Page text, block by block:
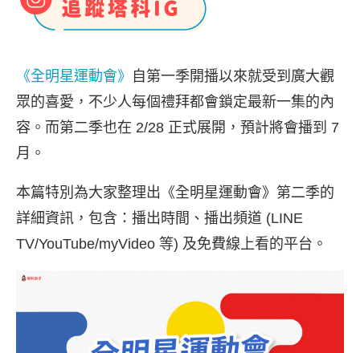
《全明星運動會》
自第一季開播以來就受到廣大觀
眾的喜愛，不少人每個禮拜都會鎖定最新一集的內
容。而第二季也在 2/28 正式展開，預計將會播到 7
月。
本篇特別為大家整理出《全明星運動會》第二季的
詳細資訊，包含：播出時間、播出頻道 (LINE
TV/YouTube/myVideo 等) 及免費線上看的平台。